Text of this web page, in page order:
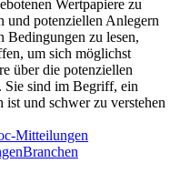
Wertpapiere zu
und potenziellen Anlegern
Bedingungen zu lesen,
um sich möglichst
über die potenziellen
Sie sind im Begriff, ein
und schwer zu verstehen
Mitteilungen
Branchen